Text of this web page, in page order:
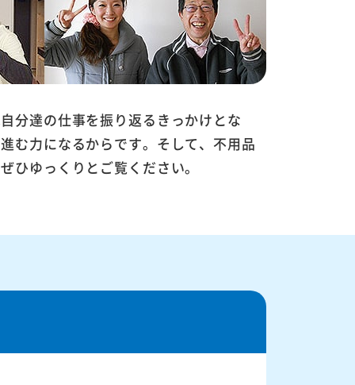
分達の仕事を振り返るきっかけとな
む力になるからです。そして、不用品
ゆっくりとご覧ください。